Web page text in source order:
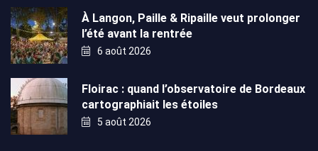
À Langon, Paille & Ripaille veut prolonger
l’été avant la rentrée
6 août 2026
Floirac : quand l’observatoire de Bordeaux
cartographiait les étoiles
5 août 2026